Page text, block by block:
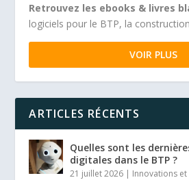
Retrouvez les ebooks & livres
logiciels pour le BTP, la
VOIR PLUS
ARTICLES RÉCENTS
Quelles sont les
digitales dans le BTP ?
21 juillet 2026 | Innovations